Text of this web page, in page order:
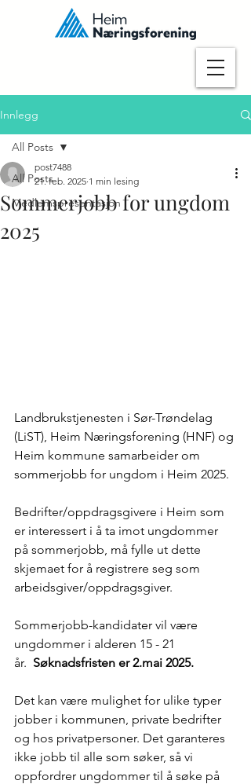
Innlegg
All Posts
Medlemspresentasjon
All Posts
Sommerjobb for ungdom
2025
post7488
21. feb. 2025 1 min lesing
Landbrukstjenesten i Sør-Trøndelag
(LiST), Heim Næringsforening (HNF) og
Heim kommune samarbeider om
sommerjobb for ungdom i Heim 2025.
Bedrifter/oppdragsgivere i Heim som
er interessert i å ta imot ungdommer
på sommerjobb, må fylle ut dette
skjemaet for å registrere seg som
arbeidsgiver/oppdragsgiver.
Sommerjobb-kandidater vil være
ungdommer i alderen 15 - 21
år. Søknadsfristen er 2.mai 2025.
Det kan være mulighet for ulike typer
jobber i kommunen, private bedrifter
og hos privatpersoner. Det garanteres
ikke jobb til alle som søker, så vi
oppfordrer ungdommer til å søke på